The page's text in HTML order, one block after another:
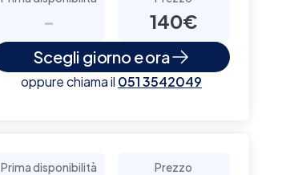
- 140€
Scegli giorno e ora
oppure chiama il 051 3542049
Prima disponibilità Prezzo